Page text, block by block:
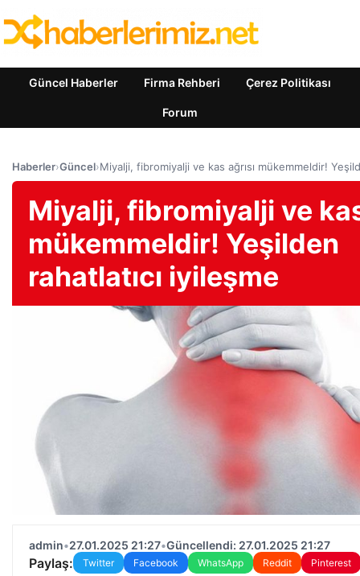
Güncel Haberler Firma Rehberi Çerez Politikası
Forum
Haberler›Güncel›Miyalji, fibromiyalji ve kas ağrısı mükemmeldir!
Miyalji, fibromiyalji ve
mükemmeldir! Yeşilden
rahatlatıcı iyileşme
admin•27.01.2025 21:27•Güncellendi: 27.01.2025 21:27
Paylaş: Twitter Facebook WhatsApp Reddit Pinterest